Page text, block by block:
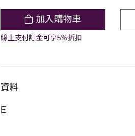
加入購物車
線上支付訂金可享5%折扣
資料
E